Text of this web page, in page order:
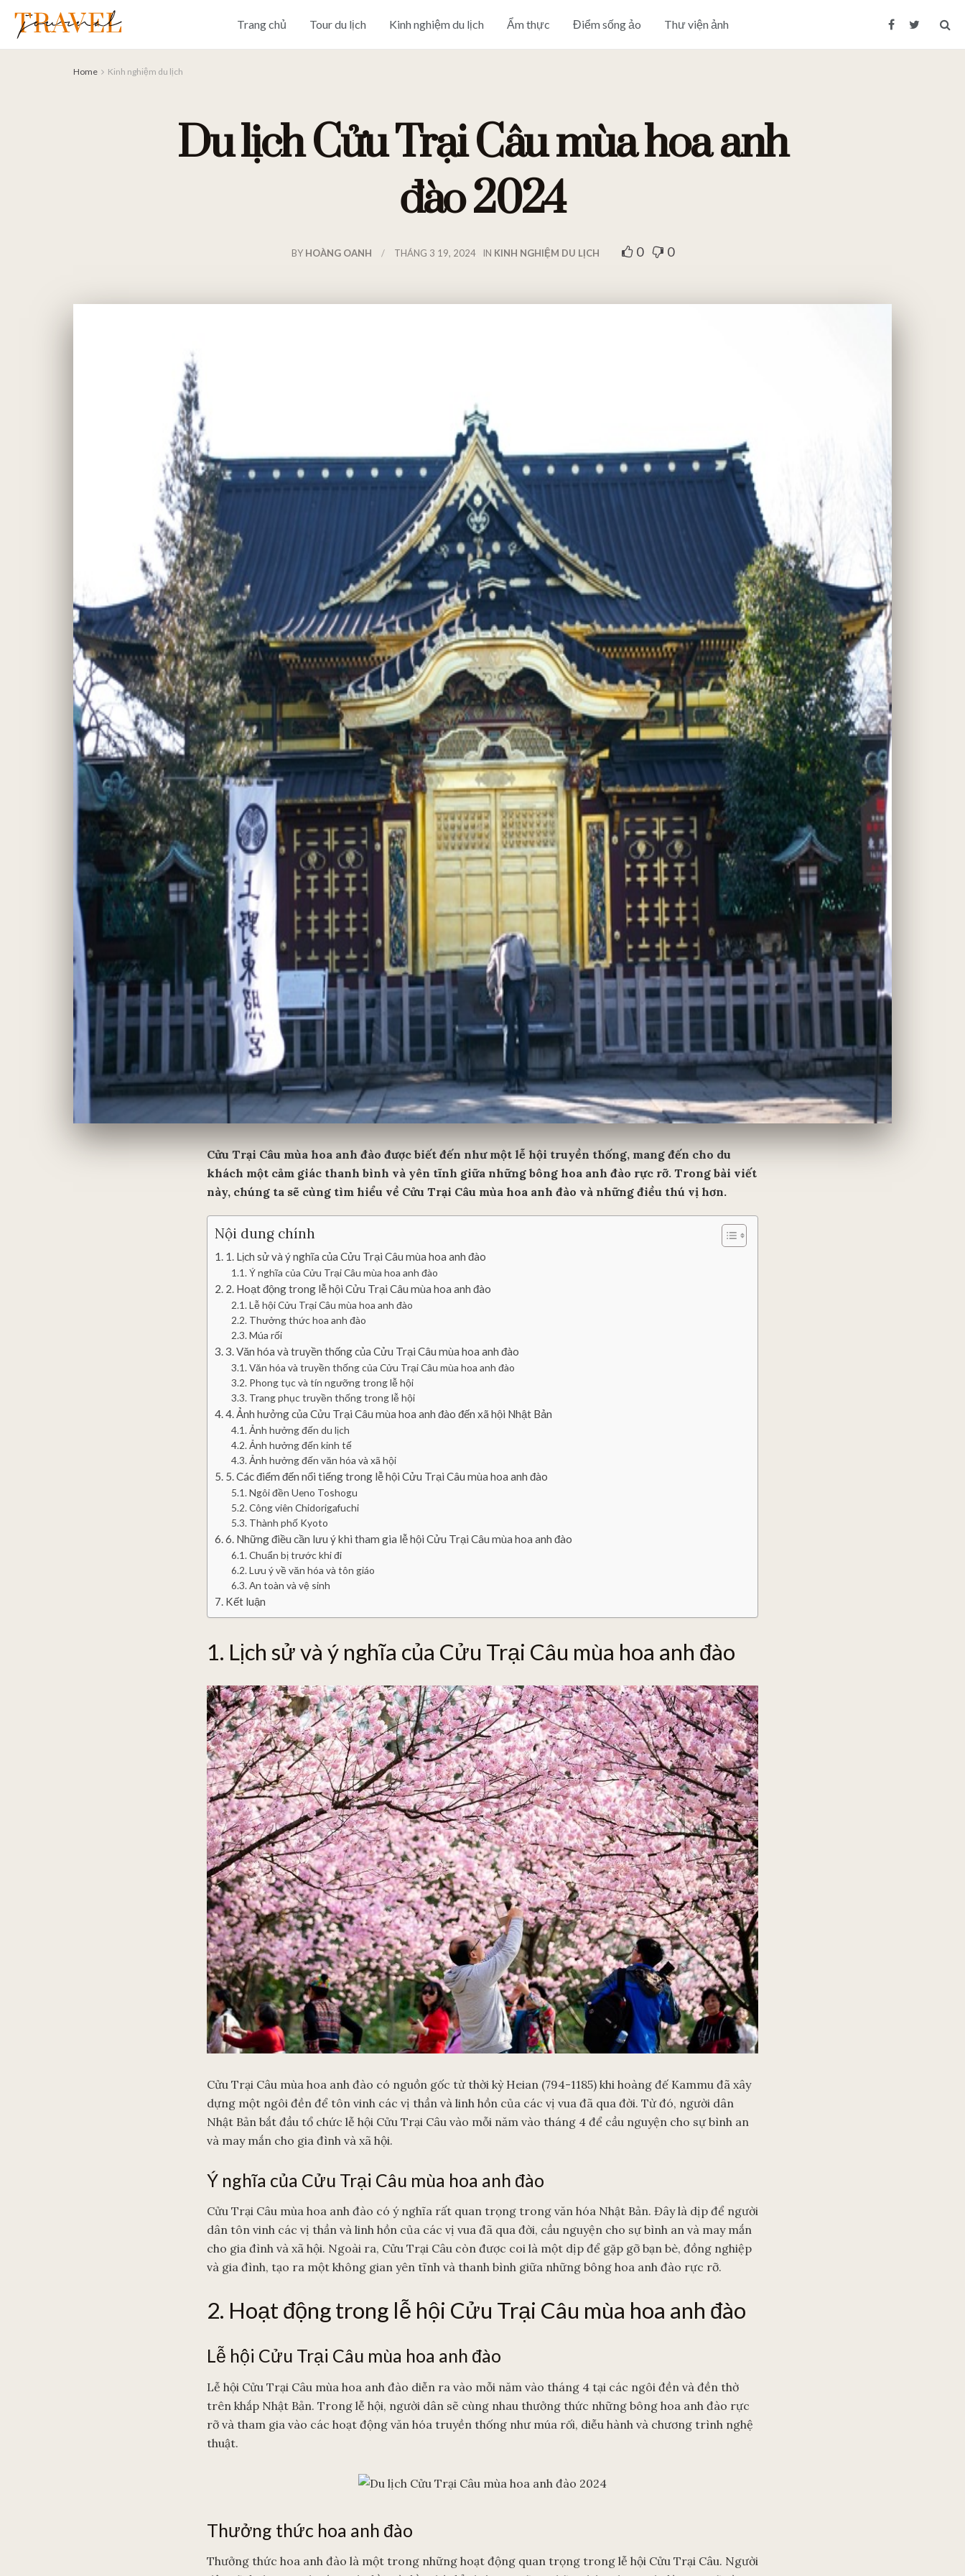
Trang chủ Tour du lịch Kinh nghiệm du lịch Ẩm thực Điểm sống ảo Thư viện ảnh
Home Kinh nghiệm du lịch
Du lịch Cửu Trại Câu mùa hoa anh
đào 2024
BY HOÀNG OANH THÁNG 3 19, 2024 IN KINH NGHIỆM DU LỊCH 0 0
Cửu Trại Câu mùa hoa anh đào được biết đến như một lễ hội truyền thống, mang đến cho du
khách một cảm giác thanh bình và yên tĩnh giữa những bông hoa anh đào rực rỡ. Trong bài viết
này, chúng ta sẽ cùng tìm hiểu về Cửu Trại Câu mùa hoa anh đào và những điều thú vị hơn.
Nội dung chính
1. Lịch sử và ý nghĩa của Cửu Trại Câu mùa hoa anh đào
Ý nghĩa của Cửu Trại Câu mùa hoa anh đào
2. Hoạt động trong lễ hội Cửu Trại Câu mùa hoa anh đào
Lễ hội Cửu Trại Câu mùa hoa anh đào
Thưởng thức hoa anh đào
Múa rối
3. Văn hóa và truyền thống của Cửu Trại Câu mùa hoa anh đào
Văn hóa và truyền thống của Cửu Trại Câu mùa hoa anh đào
Phong tục và tín ngưỡng trong lễ hội
Trang phục truyền thống trong lễ hội
4. Ảnh hưởng của Cửu Trại Câu mùa hoa anh đào đến xã hội Nhật Bản
Ảnh hưởng đến du lịch
Ảnh hưởng đến kinh tế
Ảnh hưởng đến văn hóa và xã hội
5. Các điểm đến nổi tiếng trong lễ hội Cửu Trại Câu mùa hoa anh đào
Ngôi đền Ueno Toshogu
Công viên Chidorigafuchi
Thành phố Kyoto
6. Những điều cần lưu ý khi tham gia lễ hội Cửu Trại Câu mùa hoa anh đào
Chuẩn bị trước khi đi
Lưu ý về văn hóa và tôn giáo
An toàn và vệ sinh
Kết luận
1. Lịch sử và ý nghĩa của Cửu Trại Câu mùa hoa anh đào
Cửu Trại Câu mùa hoa anh đào có nguồn gốc từ thời kỳ Heian (794-1185) khi hoàng đế Kammu đã xây
dựng một ngôi đền để tôn vinh các vị thần và linh hồn của các vị vua đã qua đời. Từ đó, người dân
Nhật Bản bắt đầu tổ chức lễ hội Cửu Trại Câu vào mỗi năm vào tháng 4 để cầu nguyện cho sự bình an
và may mắn cho gia đình và xã hội.
Ý nghĩa của Cửu Trại Câu mùa hoa anh đào
Cửu Trại Câu mùa hoa anh đào có ý nghĩa rất quan trọng trong văn hóa Nhật Bản. Đây là dịp để người
dân tôn vinh các vị thần và linh hồn của các vị vua đã qua đời, cầu nguyện cho sự bình an và may mắn
cho gia đình và xã hội. Ngoài ra, Cửu Trại Câu còn được coi là một dịp để gặp gỡ bạn bè, đồng nghiệp
và gia đình, tạo ra một không gian yên tĩnh và thanh bình giữa những bông hoa anh đào rực rỡ.
2. Hoạt động trong lễ hội Cửu Trại Câu mùa hoa anh đào
Lễ hội Cửu Trại Câu mùa hoa anh đào
Lễ hội Cửu Trại Câu mùa hoa anh đào diễn ra vào mỗi năm vào tháng 4 tại các ngôi đền và đền thờ
trên khắp Nhật Bản. Trong lễ hội, người dân sẽ cùng nhau thưởng thức những bông hoa anh đào rực
rỡ và tham gia vào các hoạt động văn hóa truyền thống như múa rối, diễu hành và chương trình nghệ
thuật.
Thưởng thức hoa anh đào
Thưởng thức hoa anh đào là một trong những hoạt động quan trọng trong lễ hội Cửu Trại Câu. Người